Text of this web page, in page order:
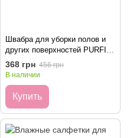
Швабра для уборки полов и
других поверхностей PURFIX
+ Салфетки влажные 50 шт
368 грн 456 грн
В наличии
Купить